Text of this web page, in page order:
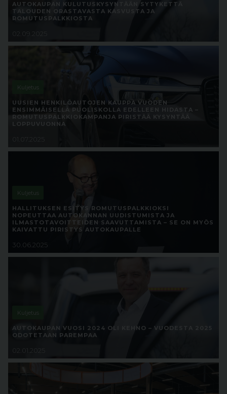
AUTOKAUPAN KULUTUSKYSYNTÄÄN SYTYKETTÄ
TALOUDEN ORASTAVASTA KASVUSTA JA
ROMUTUSPALKKIOSTA
Kuljetus
UUSIEN HENKILÖAUTOJEN KAUPPA VUODEN
ENSIMMÄISELLÄ PUOLISKOLLA EDELLEEN HIDASTA –
ROMUTUSPALKKIOKAMPANJA PIRISTÄÄ KYSYNTÄÄ
LOPPUVUONNA
Kuljetus
HALLITUKSEN ESITYS ROMUTUSPALKKIOKSI
NOPEUTTAA AUTOKANNAN UUDISTUMISTA JA
ILMASTOTAVOITTEIDEN SAAVUTTAMISTA – SE ON MYÖS
KAIVATTU PIRISTYS AUTOKAUPALLE
30.06.2025
Kuljetus
AUTOKAUPAN VUOSI 2024 OLI KEHNO – VUODESTA 2025
ODOTETAAN PAREMPAA
02.01.2025